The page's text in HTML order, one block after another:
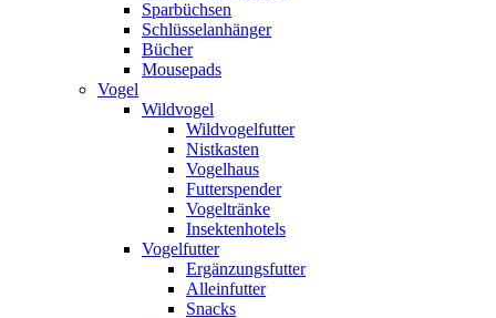
Sparbüchsen
Schlüsselanhänger
Bücher
Mousepads
Vogel
Wildvogel
Wildvogelfutter
Nistkasten
Vogelhaus
Futterspender
Vogeltränke
Insektenhotels
Vogelfutter
Ergänzungsfutter
Alleinfutter
Snacks